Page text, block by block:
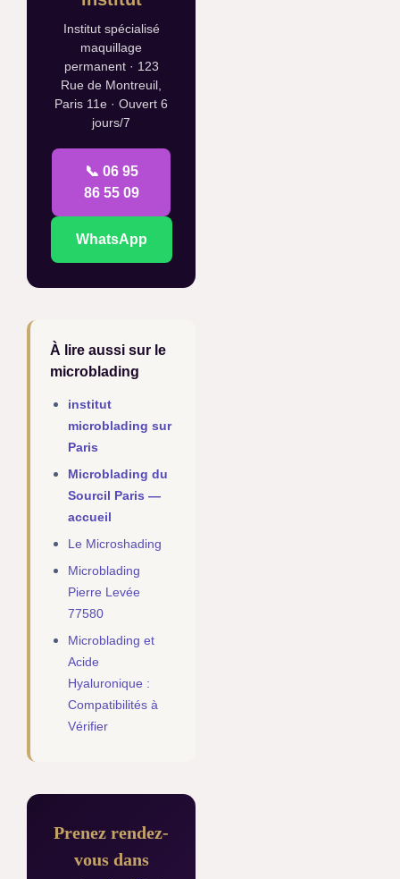
Institut spécialisé
maquillage
permanent · 123
Rue de Montreuil,
Paris 11e · Ouvert 6
jours/7
📞 06 95
86 55 09
WhatsApp
À lire aussi sur le
microblading
institut
microblading sur
Paris
Microblading du
Sourcil Paris —
accueil
Le Microshading
Microblading
Pierre Levée
77580
Microblading et
Acide
Hyaluronique :
Compatibilités à
Vérifier
Prenez rendez-
vous dans